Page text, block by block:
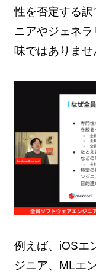
性を否定する
ニアやジェネ
味ではありませ
例えば、iOSエ
ジニア、MLエ